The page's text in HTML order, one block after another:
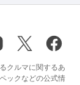
クルマに関するあ
ックなどの公式情